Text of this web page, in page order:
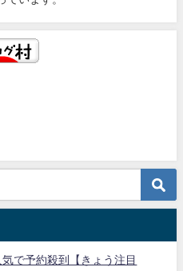
で予約殺到【きょう注目